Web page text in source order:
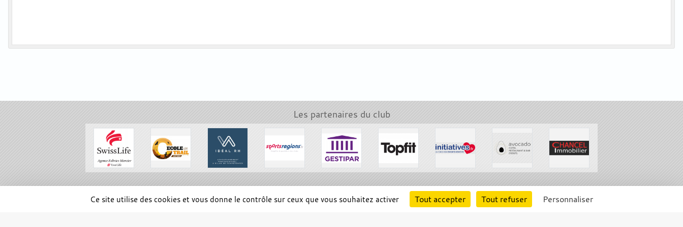
Les partenaires du club
REGIONS Charte cookies
Gestion des cookies
Informations légales
Signaler un contenu inapproprié
Ce site utilise des cookies et vous donne le contrôle sur ceux que vous souhaitez activer Tout accepter Tout refuser Personnaliser